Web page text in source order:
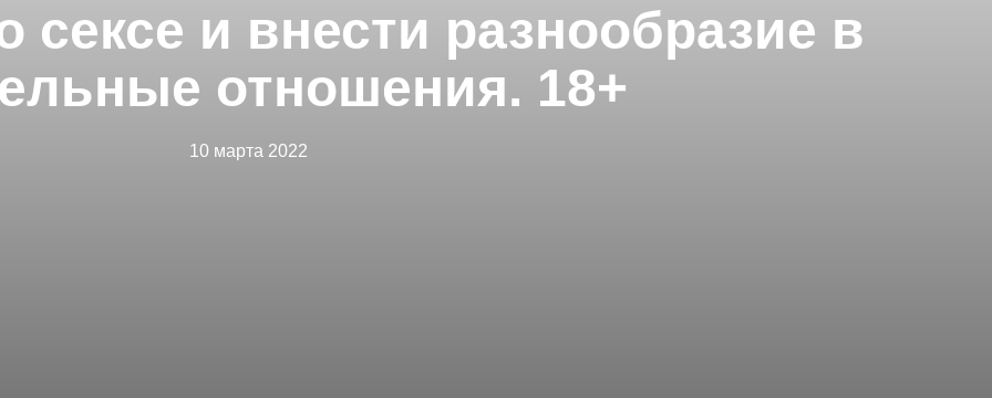
сексе и внести разнообразие в
отношения. 18+
10 марта 2022